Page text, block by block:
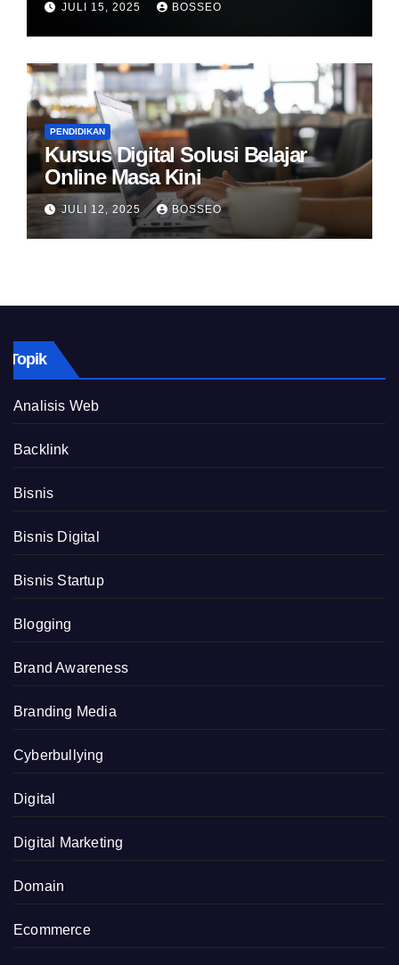
JULI 15, 2025 BOSSEO
PENDIDIKAN
Kursus Digital Solusi Belajar
Online Masa Kini
JULI 12, 2025 BOSSEO
Topik
Analisis Web
Backlink
Bisnis
Bisnis Digital
Bisnis Startup
Blogging
Brand Awareness
Branding Media
Cyberbullying
Digital
Digital Marketing
Domain
Ecommerce